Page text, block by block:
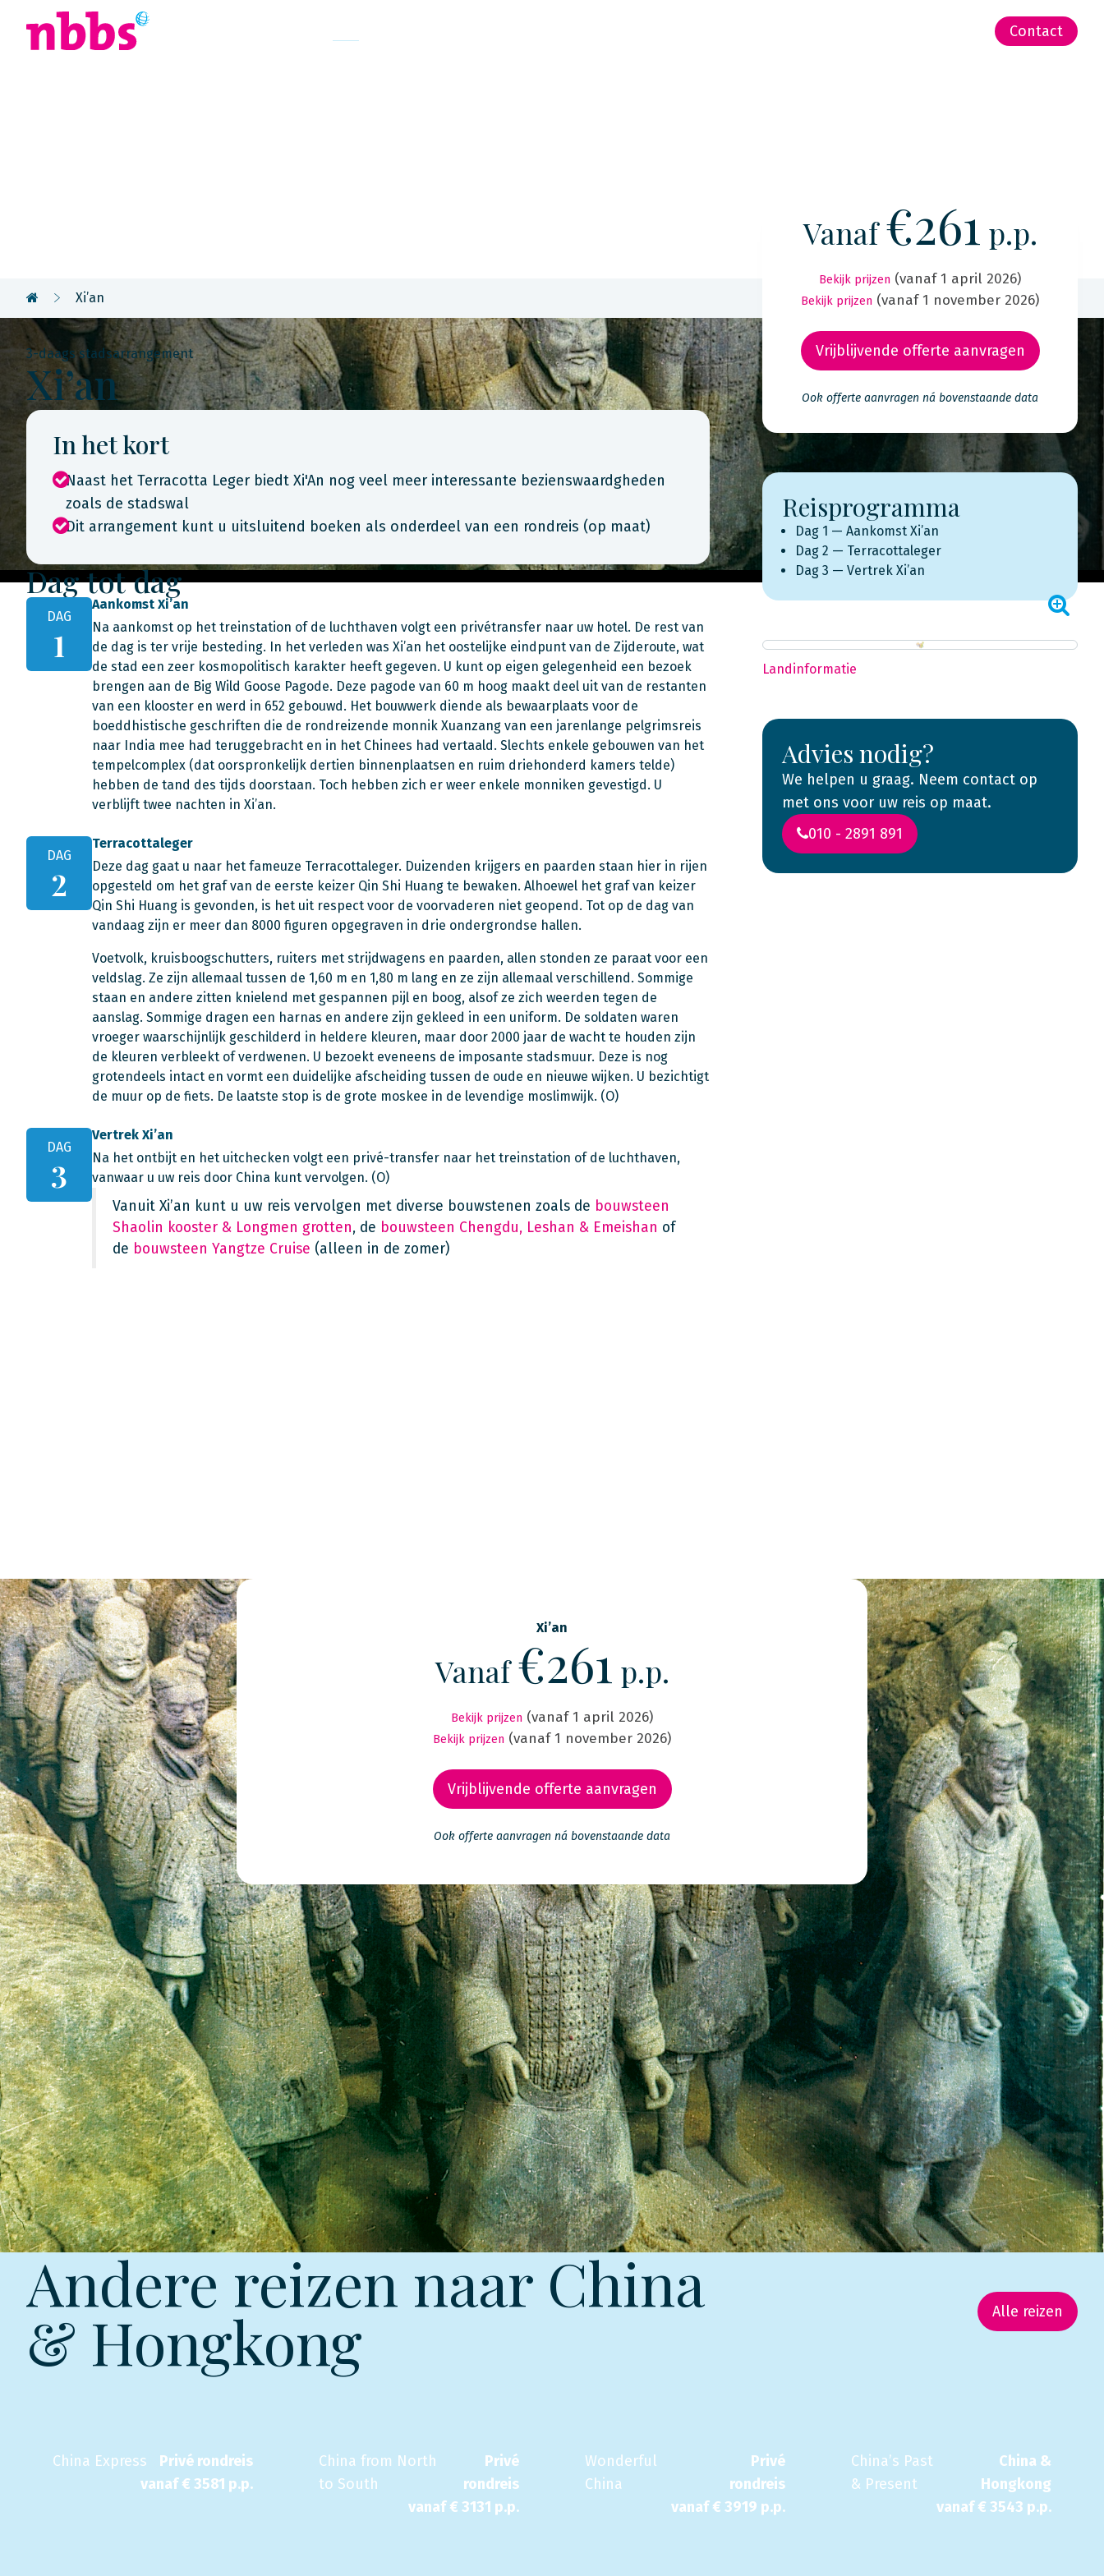
Contact
Xi’an
3-daags stadsarrangement
Xi’an
In het kort
Naast het Terracotta Leger biedt Xi'An nog veel meer interessante bezienswaardgheden
zoals de stadswal
Dit arrangement kunt u uitsluitend boeken als onderdeel van een rondreis (op maat)
Dag tot dag
DAG
1
Aankomst Xi’an
Na aankomst op het treinstation of de luchthaven volgt een privétransfer naar uw hotel. De rest van
de dag is ter vrije besteding. In het verleden was Xi’an het oostelijke eindpunt van de Zijderoute, wat
de stad een zeer kosmopolitisch karakter heeft gegeven. U kunt op eigen gelegenheid een bezoek
brengen aan de Big Wild Goose Pagode. Deze pagode van 60 m hoog maakt deel uit van de restanten
van een klooster en werd in 652 gebouwd. Het bouwwerk diende als bewaarplaats voor de
boeddhistische geschriften die de rondreizende monnik Xuanzang van een jarenlange pelgrimsreis
naar India mee had teruggebracht en in het Chinees had vertaald. Slechts enkele gebouwen van het
tempelcomplex (dat oorspronkelijk dertien binnenplaatsen en ruim driehonderd kamers telde)
hebben de tand des tijds doorstaan. Toch hebben zich er weer enkele monniken gevestigd. U
verblijft twee nachten in Xi’an.
DAG
2
Terracottaleger
Deze dag gaat u naar het fameuze Terracottaleger. Duizenden krijgers en paarden staan hier in rijen
opgesteld om het graf van de eerste keizer Qin Shi Huang te bewaken. Alhoewel het graf van keizer
Qin Shi Huang is gevonden, is het uit respect voor de voorvaderen niet geopend. Tot op de dag van
vandaag zijn er meer dan 8000 figuren opgegraven in drie ondergrondse hallen.
Voetvolk, kruisboogschutters, ruiters met strijdwagens en paarden, allen stonden ze paraat voor een
veldslag. Ze zijn allemaal tussen de 1,60 m en 1,80 m lang en ze zijn allemaal verschillend. Sommige
staan en andere zitten knielend met gespannen pijl en boog, alsof ze zich weerden tegen de
aanslag. Sommige dragen een harnas en andere zijn gekleed in een uniform. De soldaten waren
vroeger waarschijnlijk geschilderd in heldere kleuren, maar door 2000 jaar de wacht te houden zijn
de kleuren verbleekt of verdwenen. U bezoekt eveneens de imposante stadsmuur. Deze is nog
grotendeels intact en vormt een duidelijke afscheiding tussen de oude en nieuwe wijken. U bezichtigt
de muur op de fiets. De laatste stop is de grote moskee in de levendige moslimwijk. (O)
DAG
3
Vertrek Xi’an
Na het ontbijt en het uitchecken volgt een privé-transfer naar het treinstation of de luchthaven,
vanwaar u uw reis door China kunt vervolgen. (O)
Vanuit Xi’an kunt u uw reis vervolgen met diverse bouwstenen zoals de bouwsteen
Shaolin kooster & Longmen grotten, de bouwsteen Chengdu, Leshan & Emeishan of
de bouwsteen Yangtze Cruise (alleen in de zomer)
Vanaf€261 p.p.
Bekijk prijzen (vanaf 1 april 2026)
Bekijk prijzen (vanaf 1 november 2026)
Vrijblijvende offerte aanvragen
Ook offerte aanvragen ná bovenstaande data
Reisprogramma
Dag 1 — Aankomst Xi’an
Dag 2 — Terracottaleger
Dag 3 — Vertrek Xi’an
Landinformatie
Advies nodig?
We helpen u graag. Neem contact op
met ons voor uw reis op maat.
010 - 2891 891
Xi’an
Vanaf€261 p.p.
Bekijk prijzen (vanaf 1 april 2026)
Bekijk prijzen (vanaf 1 november 2026)
Vrijblijvende offerte aanvragen
Ook offerte aanvragen ná bovenstaande data
Andere reizen naar China
& Hongkong Alle reizen
China Express
Privé rondreis
vanaf € 3581 p.p.
China from North
to South
Privé
rondreis
vanaf € 3131 p.p.
Wonderful
China
Privé
rondreis
vanaf € 3919 p.p.
China’s Past
& Present
China &
Hongkong
vanaf € 3543 p.p.